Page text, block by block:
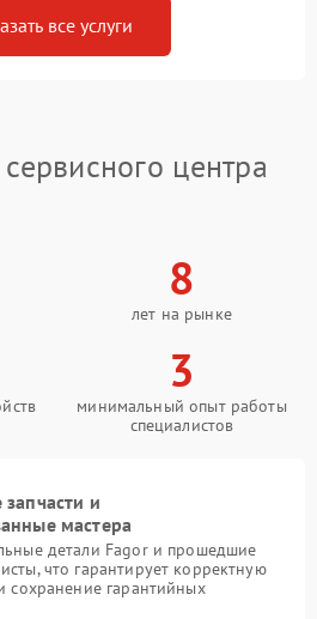
все услуги
центра
8
лет на рынке
3
минимальный опыт работы
специалистов
и
мастера
детали Fagor и прошедшие
что гарантирует корректную
сохранение гарантийных